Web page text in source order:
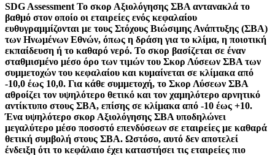
SDG Assessment Το σκορ Αξιολόγησης ΣΒΑ αντανακλά το
βαθμό στον οποίο οι εταιρείες ενός κεφαλαίου
ευθυγραμμίζονται με τους Στόχους Βιώσιμης Ανάπτυξης (ΣΒΑ)
των Ηνωμένων Εθνών, όπως η δράση για το κλίμα, η ποιοτική
εκπαίδευση ή το καθαρό νερό. Το σκορ βασίζεται σε έναν
σταθμισμένο μέσο όρο των τιμών του Σκορ Λύσεων ΣΒΑ των
συμμετοχών του κεφαλαίου και κυμαίνεται σε κλίμακα από
-10,0 έως 10,0. Για κάθε συμμετοχή, το Σκορ Λύσεων ΣΒΑ
αθροίζει τον υψηλότερο θετικό και τον χαμηλότερο αρνητικό
αντίκτυπο στους ΣΒΑ, επίσης σε κλίμακα από -10 έως +10.
Ένα υψηλότερο σκορ Αξιολόγησης ΣΒΑ υποδηλώνει
μεγαλύτερο μέσο ποσοστό επενδύσεων σε εταιρείες με καθαρά
θετική συμβολή στους ΣΒΑ. Ωστόσο, αυτό δεν αποτελεί
ένδειξη ότι το κεφάλαιο έχει καταστήσει τις εταιρείες πιο